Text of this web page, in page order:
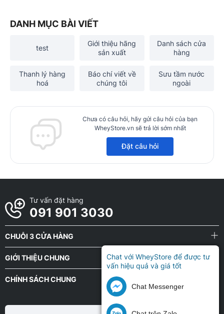
DANH MỤC BÀI VIẾT
test
Giới thiệu hãng
sản xuất
Danh sách cửa
hàng
Thanh lý hàng
hoá
Báo chí viết về
chúng tôi
Sưu tầm nước
ngoài
Chưa có câu hỏi, hãy gửi câu hỏi của bạn
WheyStore.vn sẽ trả lời sớm nhất
Đặt câu hỏi
Tư vấn đặt hàng
091 901 3030
CHUỖI 3 CỬA HÀNG
GIỚI THIỆU CHUNG
CHÍNH SÁCH CHUNG
Chat với WheyStore để được tư
vấn hiệu quả và giá tốt
Chat Messenger